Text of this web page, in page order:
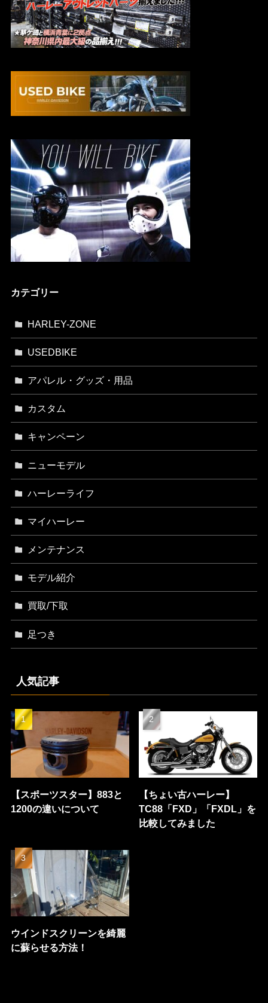
カテゴリー
HARLEY-ZONE
USEDBIKE
アパレル・グッズ・用品
カスタム
キャンペーン
ニューモデル
ハーレーライフ
マイハーレー
メンテナンス
モデル紹介
買取/下取
足つき
人気記事
【スポーツスター】883と
1200の違いについて
【ちょい古ハーレー】
TC88「FXD」「FXDL」を
比較してみました
ウインドスクリーンを綺麗
に蘇らせる方法！